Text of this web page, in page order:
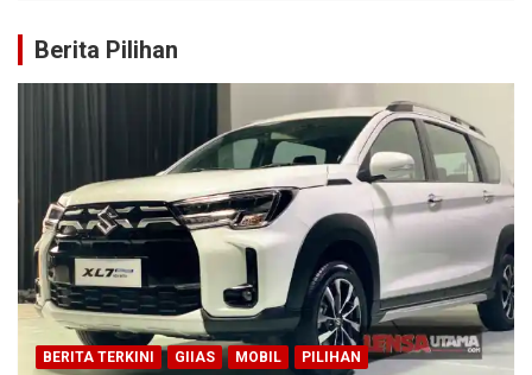
Berita Pilihan
BERITA TERKINI GIIAS MOBIL PILIHAN